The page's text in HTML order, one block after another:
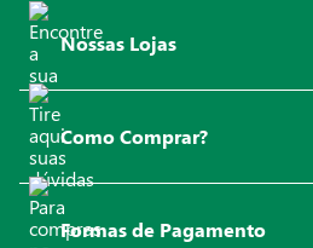
Nossas Lojas
Como Comprar?
Formas de Pagamento